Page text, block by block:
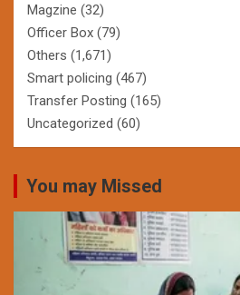
Magzine (32)
Officer Box (79)
Others (1,671)
Smart policing (467)
Transfer Posting (165)
Uncategorized (60)
You may Missed